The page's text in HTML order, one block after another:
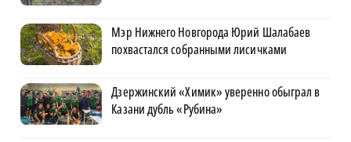
Мэр Нижнего Новгорода Юрий Шалабаев
похвастался собранными лисичками
Дзержинский «Химик» уверенно обыграл в
Казани дубль «Рубина»